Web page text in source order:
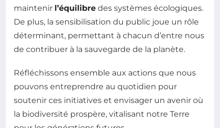
maintenir l’équilibre des systèmes écologiques.
De plus, la sensibilisation du public joue un rôle
déterminant, permettant à chacun d’entre nous
de contribuer à la sauvegarde de la planète.
Réfléchissons ensemble aux actions que nous
pouvons entreprendre au quotidien pour
soutenir ces initiatives et envisager un avenir où
la biodiversité prospère, vitalisant notre Terre